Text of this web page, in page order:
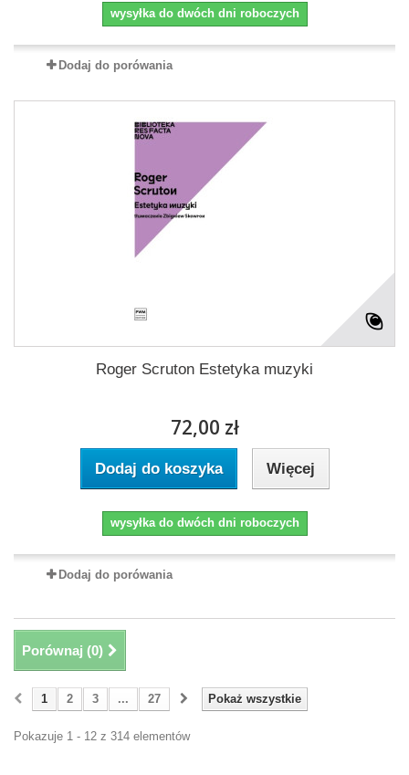
wysyłka do dwóch dni roboczych
Dodaj do porówania
Roger Scruton Estetyka muzyki
72,00 zł
Dodaj do koszyka Więcej
wysyłka do dwóch dni roboczych
Dodaj do porówania
Porównaj (0)
Pokaż wszystkie
1 2 3 ... 27
Pokazuje 1 - 12 z 314 elementów